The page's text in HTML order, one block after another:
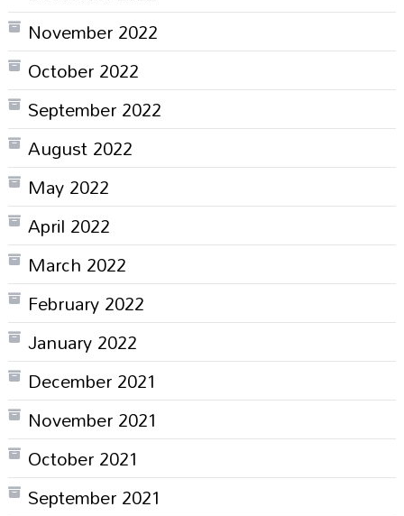
November 2022
October 2022
September 2022
August 2022
May 2022
April 2022
March 2022
February 2022
January 2022
December 2021
November 2021
October 2021
September 2021